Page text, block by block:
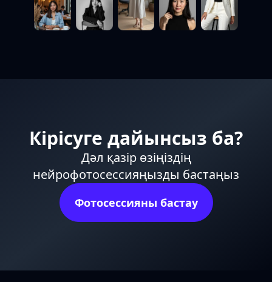
Кірісуге дайынсыз ба?
Дәл қазір өзіңіздің
нейрофотосессияңызды бастаңыз
Фотосессияны бастау